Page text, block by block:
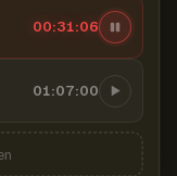
00:31:07
01:07:00